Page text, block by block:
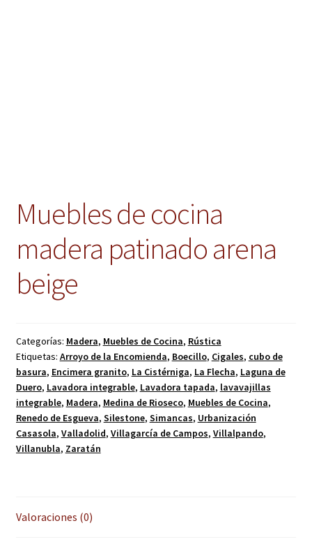
Muebles de cocina
madera patinado arena
beige
Categorías: Madera, Muebles de Cocina, Rústica
Etiquetas: Arroyo de la Encomienda, Boecillo, Cigales, cubo de
basura, Encimera granito, La Cistérniga, La Flecha, Laguna de
Duero, Lavadora integrable, Lavadora tapada, lavavajillas
integrable, Madera, Medina de Rioseco, Muebles de Cocina,
Renedo de Esgueva, Silestone, Simancas, Urbanización
Casasola, Valladolid, Villagarcía de Campos, Villalpando,
Villanubla, Zaratán
Valoraciones (0)